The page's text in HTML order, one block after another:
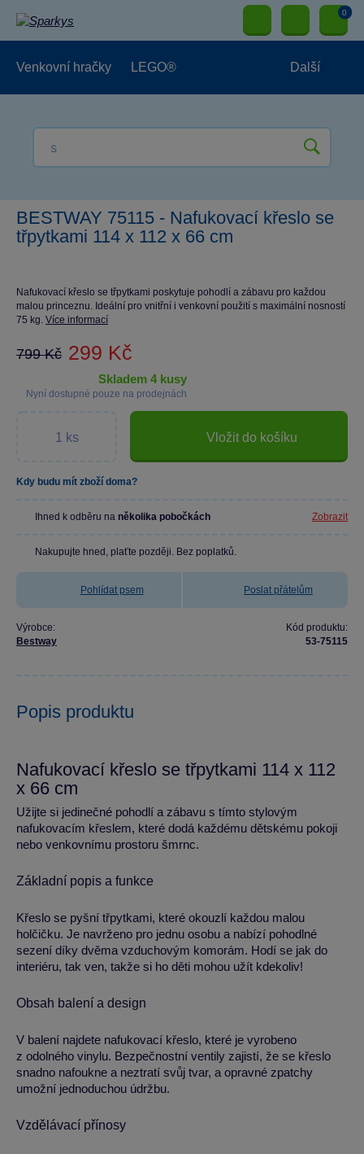
0
Venkovní hračky LEGO® Další
BESTWAY 75115 - Nafukovací křeslo se
třpytkami 114 x 112 x 66 cm
Nafukovací křeslo se třpytkami poskytuje pohodlí a zábavu pro každou
malou princeznu. Ideální pro vnitřní i venkovní použití s maximální nosností
75 kg. Více informací
799 Kč 299 Kč
skladem 4 kusy
Nyní dostupné pouze na prodejnách
Vložit do košíku
Kdy budu mít zboží doma?
Ihned k odběru na několika pobočkách Zobrazit
Nakupujte hned, plaťte později. Bez poplatků.
Pohlídat psem Poslat přátelům
Výrobce:
Bestway
Kód produktu:
53-75115
Popis produktu
Nafukovací křeslo se třpytkami 114 x 112
x 66 cm
Užijte si jedinečné pohodlí a zábavu s tímto stylovým
nafukovacím křeslem, které dodá každému dětskému pokoji
nebo venkovnímu prostoru šmrnc.
Základní popis a funkce
Křeslo se pyšní třpytkami, které okouzlí každou malou
holčičku. Je navrženo pro jednu osobu a nabízí pohodlné
sezení díky dvěma vzduchovým komorám. Hodí se jak do
interiéru, tak ven, takže si ho děti mohou užít kdekoliv!
Obsah balení a design
V balení najdete nafukovací křeslo, které je vyrobeno
z odolného vinylu. Bezpečnostní ventily zajistí, že se křeslo
snadno nafoukne a neztratí svůj tvar, a opravné zpatchy
umožní jednoduchou údržbu.
Vzdělávací přínosy